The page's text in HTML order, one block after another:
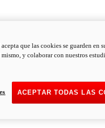
que las cookies se guarden en
y colaborar con nuestros
ACEPTAR TODAS LAS